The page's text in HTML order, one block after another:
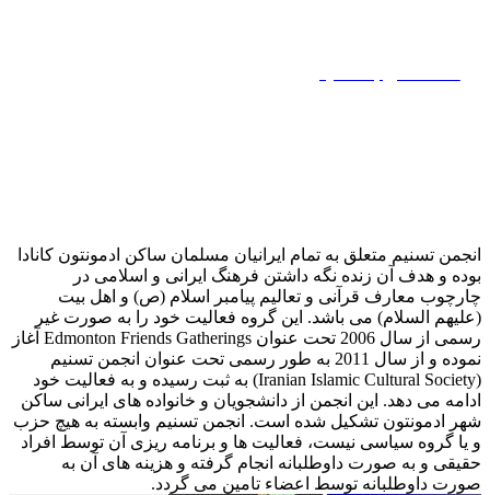
انجمن تسنیم متعلق به تمام ایرانیان مسلمان ساکن ادمونتون کانادا
بوده و هدف آن زنده نگه داشتن فرهنگ ایرانی و اسلامی در
چارچوب معارف قرآنی و تعالیم پیامبر اسلام (ص) و اهل بیت
(علیهم السلام) می باشد. این گروه فعالیت خود را به صورت غیر
رسمی از سال 2006 تحت عنوان Edmonton Friends Gatherings آغاز
نموده و از سال 2011 به طور رسمی تحت عنوان انجمن تسنیم
(Iranian Islamic Cultural Society) به ثبت رسیده و به فعالیت خود
ادامه می دهد. این انجمن از دانشجویان و خانواده های ایرانی ساکن
شهر ادمونتون تشکیل شده است. انجمن تسنیم وابسته به هیچ حزب
و یا گروه سیاسی نیست، فعالیت ها و برنامه ریزی آن توسط افراد
حقیقی و به صورت داوطلبانه انجام گرفته و هزینه های آن به
صورت داوطلبانه توسط اعضاء تامین می گردد.